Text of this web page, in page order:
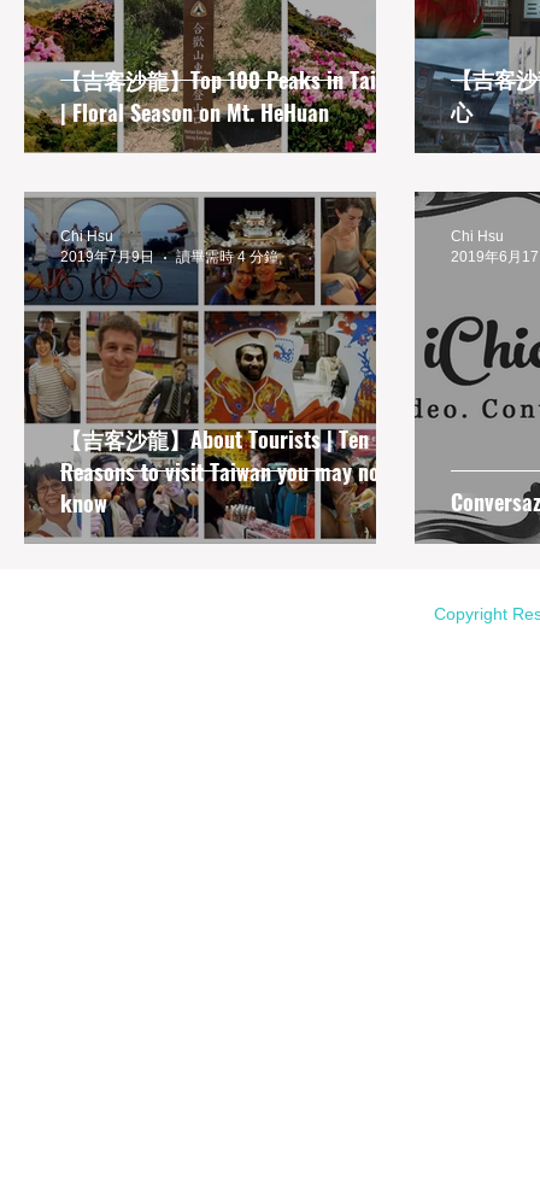
【吉客沙龍】Top 100 Peaks in Taiwan
| Floral Season on Mt. HeHuan
【吉客
心
【吉客沙龍】About Tourists | Ten
Reasons to visit Taiwan you may not
know
Chi Hsu
2019年7月9日
讀畢需時 4 分鐘
Chi Hsu
2019年6月
Copyright